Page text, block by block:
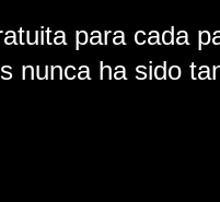
para cada
nunca ha sido